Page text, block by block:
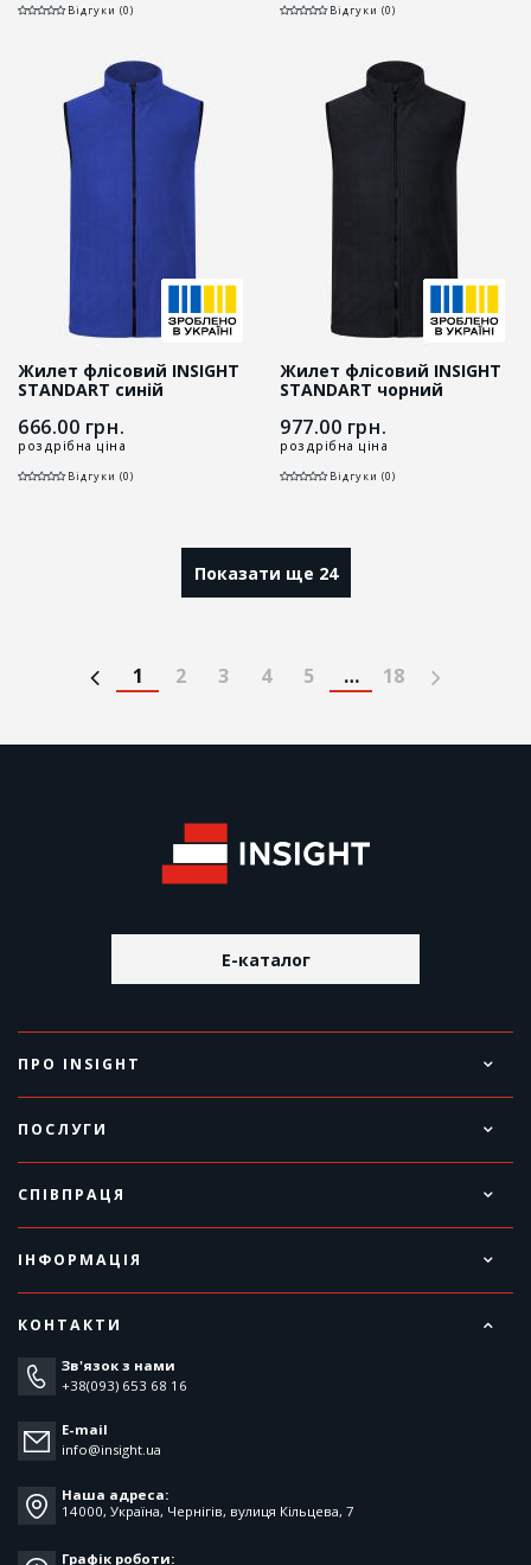
Відгуки (0) Відгуки (0)
Жилет флісовий INSIGHT
STANDART синій
666.00 грн.
роздрібна ціна
Відгуки (0)
Жилет флісовий INSIGHT
STANDART чорний
977.00 грн.
роздрібна ціна
Відгуки (0)
Показати ще 24
1 2 3 4 5 … 18
E-каталог
ПРО INSIGHT
ПОСЛУГИ
СПІВПРАЦЯ
ІНФОРМАЦІЯ
КОНТАКТИ
Зв'язок з нами
+38(093) 653 68 16
E-mail
info@insight.ua
Наша адреса:
14000, Україна, Чернігів, вулиця Кільцева, 7
Графік роботи: